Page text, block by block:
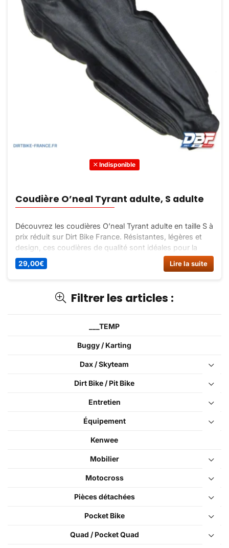
Filtrer les articles :
___TEMP
Buggy / Karting
Dax / Skyteam
Dirt Bike / Pit Bike
Entretien
Équipement
Kenwee
Mobilier
Motocross
Pièces détachées
Pocket Bike
Quad / Pocket Quad
Indisponible
Coudière O’neal Tyrant adulte, S adulte
Découvrez les coudières O’neal Tyrant adulte en taille S à
prix réduit sur Dirt Bike France. Résistantes, légères et
design, ces coudières de qualité sont idéales pour la
pratique du motocross. Commandez dès maintenant !
29,00€ Lire la suite